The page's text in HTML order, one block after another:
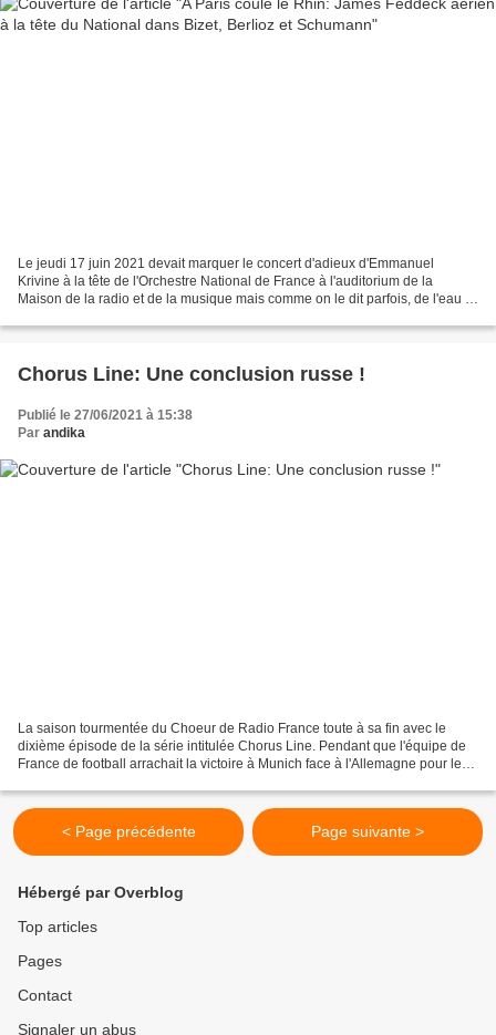
Le jeudi 17 juin 2021 devait marquer le concert d'adieux d'Emmanuel
Krivine à la tête de l'Orchestre National de France à l'auditorium de la
Maison de la radio et de la musique mais comme on le dit parfois, de l'eau a
Chorus Line: Une conclusion russe !
Publié le 27/06/2021 à 15:38
Par andika
La saison tourmentée du Choeur de Radio France toute à sa fin avec le
dixième épisode de la série intitulée Chorus Line. Pendant que l'équipe de
France de football arrachait la victoire à Munich face à l'Allemagne pour le
< Page précédente Page suivante >
Hébergé par Overblog
Top articles
Pages
Contact
Signaler un abus